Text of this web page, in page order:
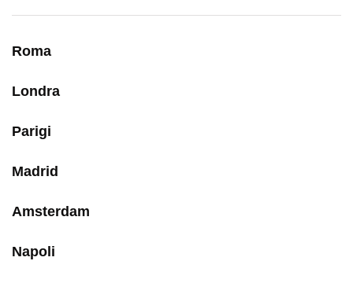
Roma
Londra
Parigi
Madrid
Amsterdam
Napoli